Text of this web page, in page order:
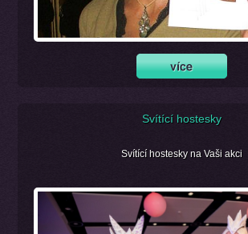
Svítící hostesky
Svítící hostesky na Vaši akci